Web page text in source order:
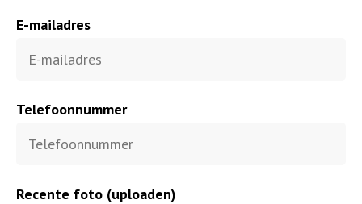
E-mailadres
Telefoonnummer
Recente foto (uploaden)